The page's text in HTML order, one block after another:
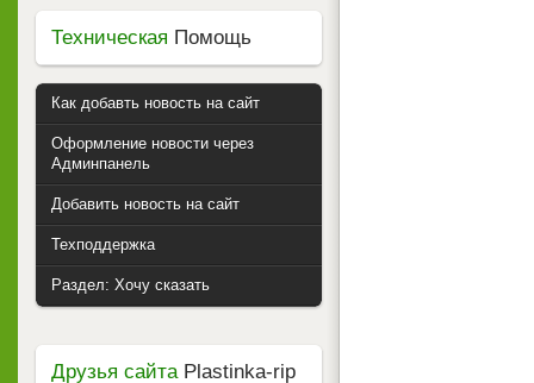
Техническая Помощь
Как добавть новость на сайт
Оформление новости через
Админпанель
Добавить новость на сайт
Техподдержка
Раздел: Хочу сказать
Друзья сайтаPlastinka-rip